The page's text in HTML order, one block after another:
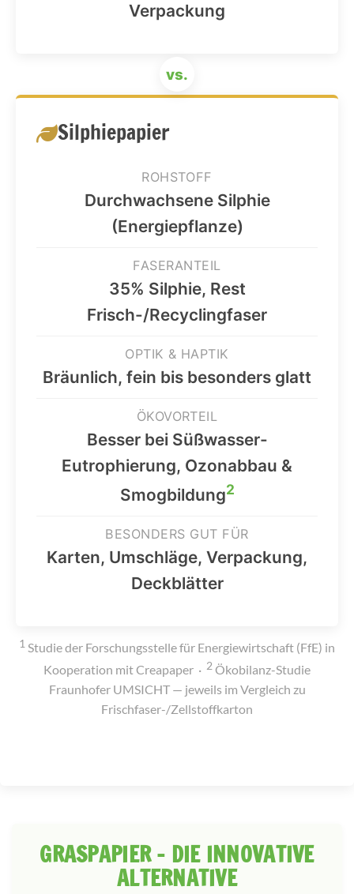
Verpackung
vs.
Silphiepapier
ROHSTOFF
Durchwachsene Silphie
(Energiepflanze)
FASERANTEIL
35% Silphie, Rest
Frisch-/Recyclingfaser
OPTIK & HAPTIK
Bräunlich, fein bis besonders glatt
ÖKOVORTEIL
Besser bei Süßwasser-
Eutrophierung, Ozonabbau &
Smogbildung2
BESONDERS GUT FÜR
Karten, Umschläge, Verpackung,
Deckblätter
1 Studie der Forschungsstelle für Energiewirtschaft (FfE) in
Kooperation mit Creapaper · 2 Ökobilanz-Studie
Fraunhofer UMSICHT — jeweils im Vergleich zu
Frischfaser-/Zellstoffkarton
GRASPAPIER – DIE INNOVATIVE
ALTERNATIVE